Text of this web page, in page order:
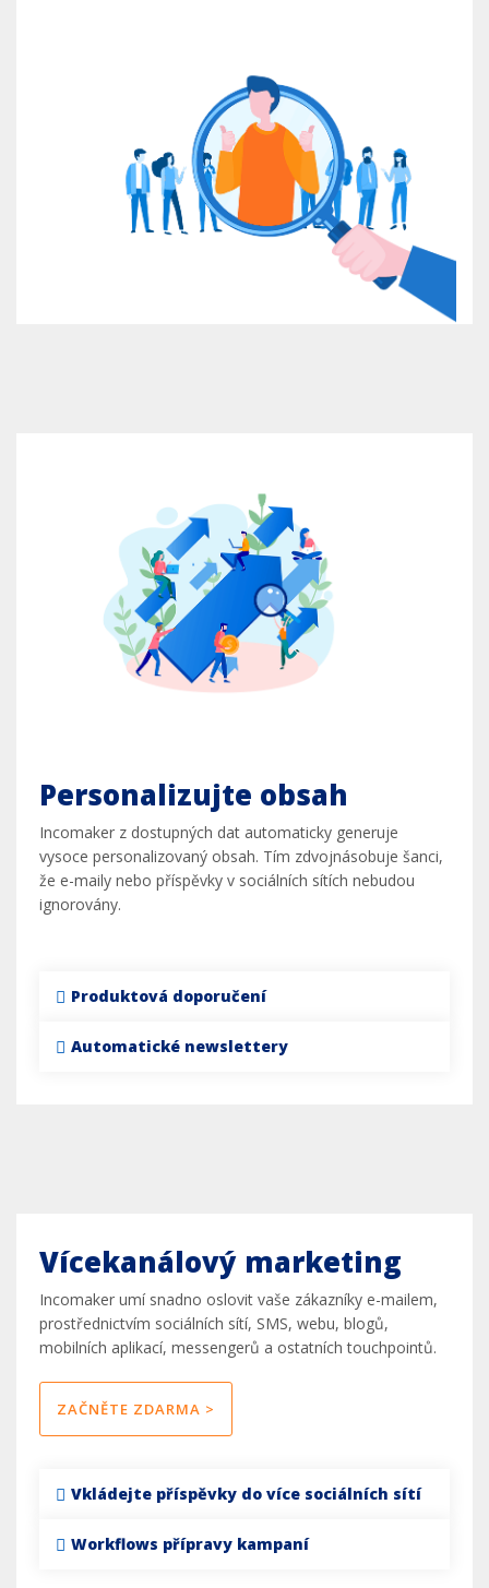
Personalizujte obsah
Incomaker z dostupných dat automaticky generuje
vysoce personalizovaný obsah. Tím zdvojnásobuje šanci,
že e-maily nebo příspěvky v sociálních sítích nebudou
ignorovány.
Produktová doporučení
Automatické newslettery
Vícekanálový marketing
Incomaker umí snadno oslovit vaše zákazníky e-mailem,
prostřednictvím sociálních sítí, SMS, webu, blogů,
mobilních aplikací, messengerů a ostatních touchpointů.
ZAČNĚTE ZDARMA >
Vkládejte příspěvky do více sociálních sítí
Workflows přípravy kampaní